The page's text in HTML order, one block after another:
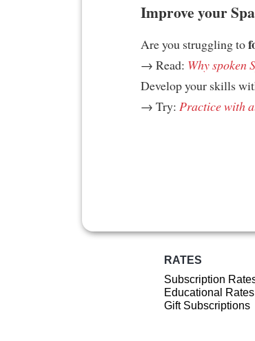
Improve your
Are you struggling to
→ Read: Why spoken
Develop your skills
→ Try: Practice with
RATES
Subscription
Educational Rates
Gift Subscriptions